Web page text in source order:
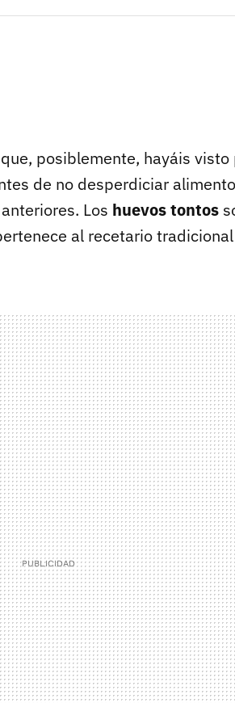
posiblemente, hayáis visto
de no desperdiciar
Los huevos tontos
al recetario